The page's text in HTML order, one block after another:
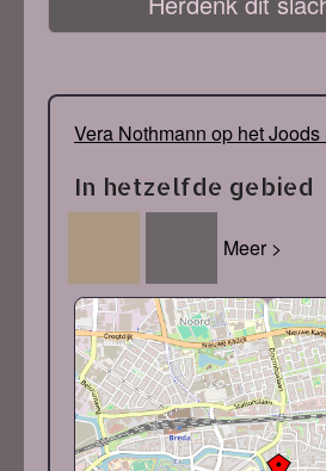
Vera Nothmann op het Joods
In hetzelfde gebied
Meer >